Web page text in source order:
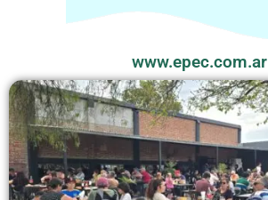
www.epec.com.ar